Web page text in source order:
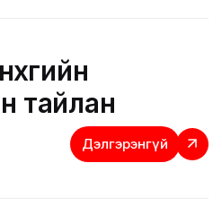
тайлан
Дэлгэрэнгүй